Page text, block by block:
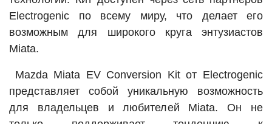
Electrogenic по всему миру, что делает его
возможным для широкого круга энтузиастов
Miata.
Mazda Miata EV Conversion Kit от Electrogenic
представляет собой уникальную возможность
для владельцев и любителей Miata. Он не